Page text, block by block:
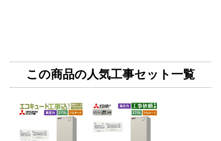
この商品の人気工事セット一覧